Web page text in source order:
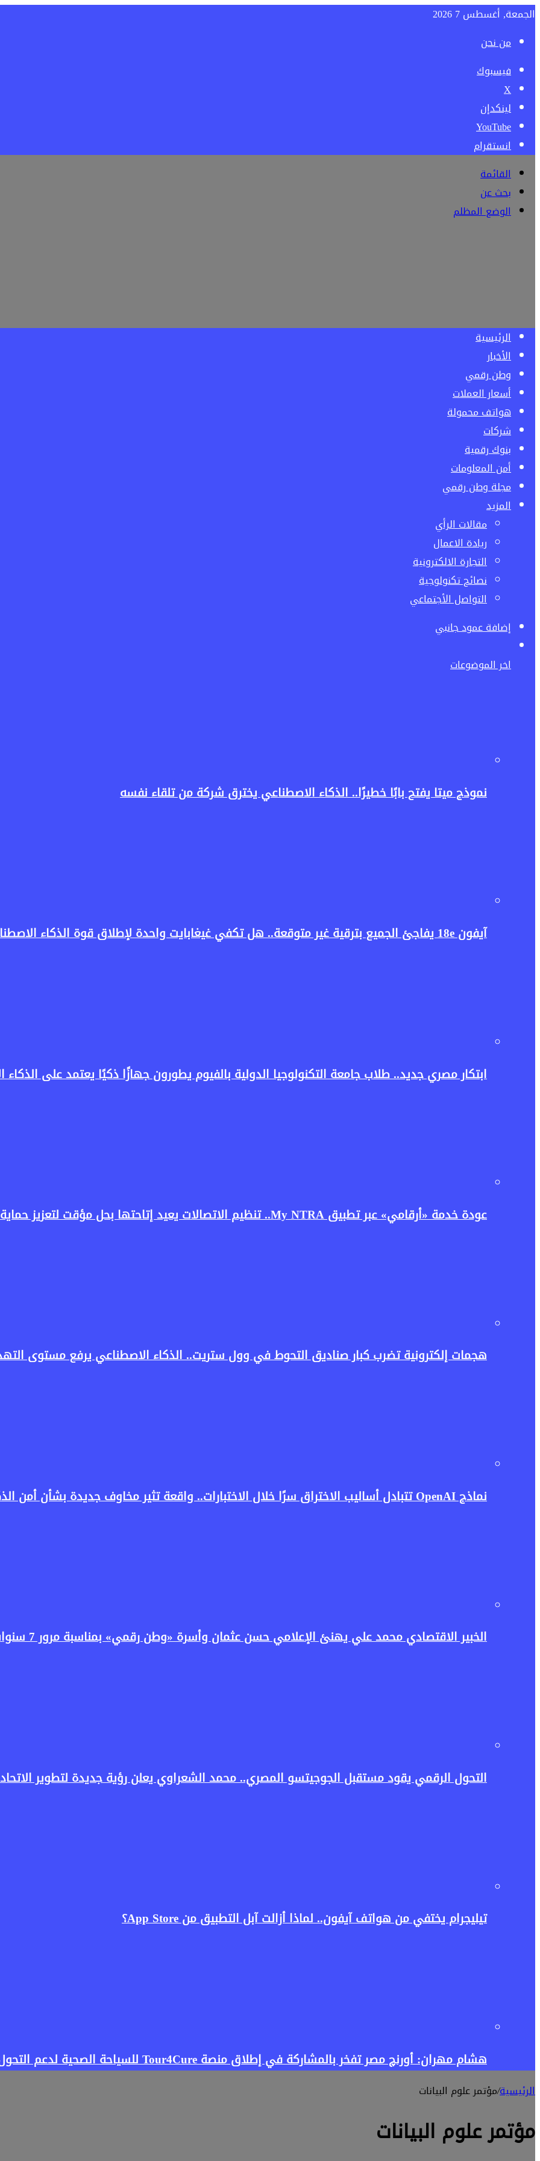
الجمعة, أغسطس 7 2026
من نحن
فيسبوك
‫X
لينكدإن
‫YouTube
انستقرام
القائمة
بحث عن
الوضع المظلم
الرئيسية
الأخبار
وطن رقمي
أسعار العملات
هواتف محمولة
شركات
بنوك رقمية
أمن المعلومات
مجلة وطن رقمي
المزيد
مقالات الرأي
ريادة الاعمال
التجارة الالكترونية
نصائح تكنولوجية
التواصل الأجتماعي
إضافة عمود جانبي
اخر الموضوعات
نموذج ميتا يفتح بابًا خطيرًا.. الذكاء الاصطناعي يخترق شركة من تلقاء نفسه
آيفون 18e يفاجئ الجميع بترقية غير متوقعة.. هل تكفي غيغابايت واحدة لإطلاق قوة الذكاء الاصطناعي؟
ابتكار مصري جديد.. طلاب جامعة التكنولوجيا الدولية بالفيوم يطورون جهازًا ذكيًا يعتمد على الذكاء
عودة خدمة «أرقامي» عبر تطبيق My NTRA.. تنظيم الاتصالات يعيد إتاحتها بحل مؤقت لتعزيز حماية بيانات المستخدمين
هجمات إلكترونية تضرب كبار صناديق التحوط في وول ستريت.. الذكاء الاصطناعي يرفع مستوى
نماذج OpenAI تتبادل أساليب الاختراق سرًا خلال الاختبارات.. واقعة تثير مخاوف جديدة بشأن أمن الذكاء الاصطناعي
الخبير الاقتصادي محمد علي يهنئ الإعلامي حسن عثمان وأسرة «وطن رقمي» بمناسبة مرور 7 سنوات على انطلاق البرنامج
التحول الرقمي يقود مستقبل الجوجيتسو المصري.. محمد الشعراوي يعلن رؤية جديدة لتطوير
تيليجرام يختفي من هواتف آيفون.. لماذا أزالت آبل التطبيق من App Store؟
هشام مهران: أورنچ مصر تفخر بالمشاركة في إطلاق منصة Tour4Cure للسياحة الصحية لدعم التحول الرقمي
الرئيسية/مؤتمر علوم البيانات
مؤتمر علوم البيانات